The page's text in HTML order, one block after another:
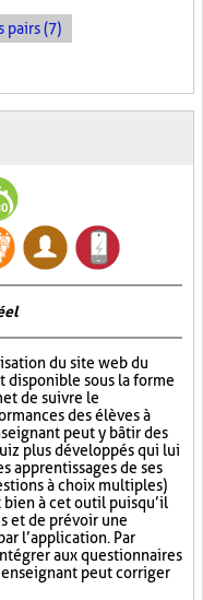
pairs (7)
du site web du
disponible sous la forme
de suivre le
des élèves à
peut y bâtir des
plus développés qui lui
apprentissages de ses
à choix multiples)
à cet outil puisqu’il
et de prévoir une
l’application. Par
aux questionnaires
peut corriger